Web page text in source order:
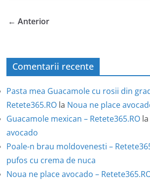
← Anterior
Comentarii recente
Pasta mea Guacamole cu rosii din
Retete365.RO la Noua ne place
Guacamole mexican – Retete365.RO la
avocado
Poale-n brau moldovenesti –
pufos cu crema de nuca
Noua ne place avocado –